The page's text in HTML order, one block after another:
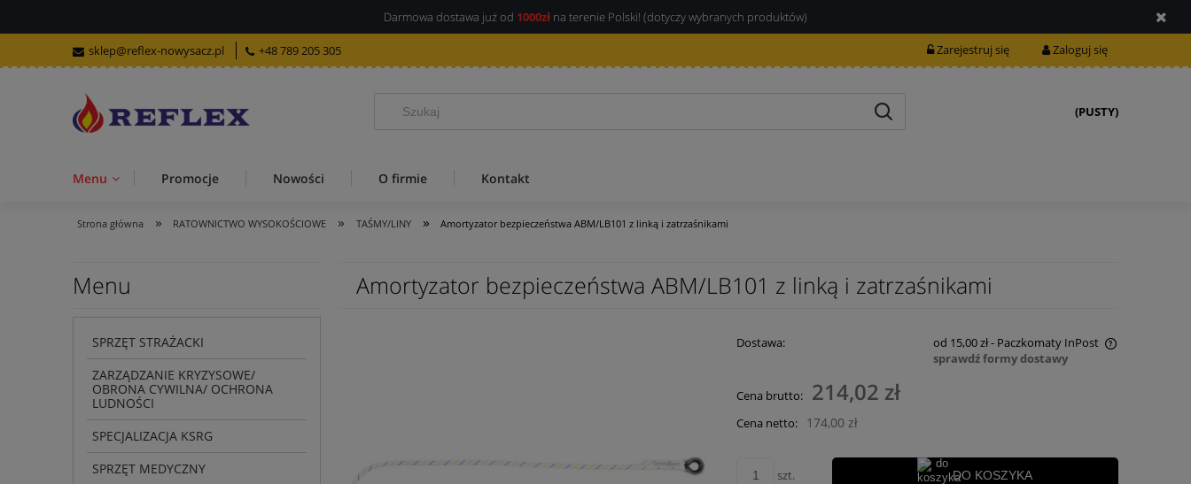
Darmowa dostawa już od 1000zł na terenie Polski! (dotyczy wybranych produktów)
sklep@reflex-nowysacz.pl +48 789 205 305 Zarejestruj się Zaloguj się
(PUSTY)
Menu Promocje Nowości O firmie Kontakt
Strona główna » RATOWNICTWO WYSOKOŚCIOWE » TAŚMY/LINY » Amortyzator bezpieczeństwa ABM/LB101 z linką i zatrzaśnikami
Menu
SPRZĘT STRAŻACKI
ZARZĄDZANIE KRYZYSOWE/
OBRONA CYWILNA/ OCHRONA
LUDNOŚCI
SPECJALIZACJA KSRG
SPRZĘT MEDYCZNY
Amortyzator bezpieczeństwa ABM/LB101 z linką i zatrzaśnikami
Dostawa: od 15,00 zł- Paczkomaty InPost
Cena nie zawiera ewentualnych kosztów
płatności
sprawdź formy dostawy
Cena brutto: 214,02 zł
Cena netto: 174,00 zł
szt. DO KOSZYKA